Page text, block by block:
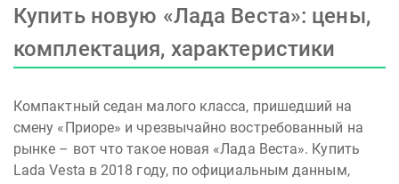
Купить новую «Лада Веста»: цены,
комплектация, характеристики
Компактный седан малого класса, пришедший на
смену «Приоре» и чрезвычайно востребованный на
рынке – вот что такое новая «Лада Веста». Купить
Lada Vesta в 2018 году, по официальным данным,